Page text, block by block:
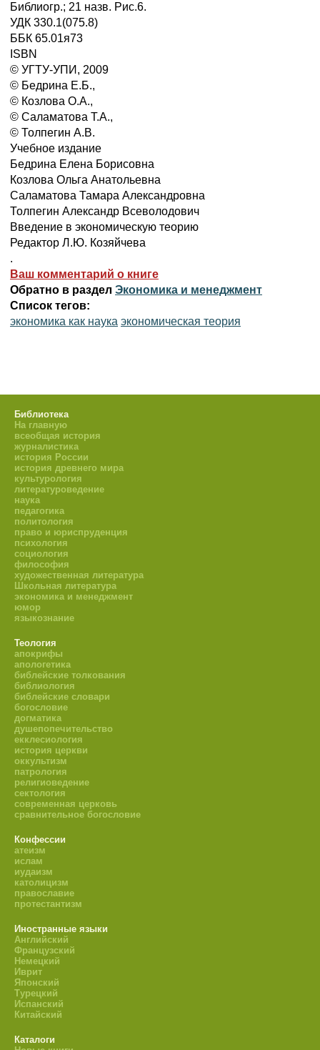
Библиогр.; 21 назв. Рис.6.
УДК 330.1(075.8)
ББК 65.01я73
ISBN
© УГТУ-УПИ, 2009
© Бедрина Е.Б.,
© Козлова О.А.,
© Саламатова Т.А.,
© Толпегин А.В.
Учебное издание
Бедрина Елена Борисовна
Козлова Ольга Анатольевна
Саламатова Тамара Александровна
Толпегин Александр Всеволодович
Введение в экономическую теорию
Редактор Л.Ю. Козяйчева
.
Ваш комментарий о книге
Обратно в раздел Экономика и менеджмент
Список тегов:
экономика как наука экономическая теория
Библиотека
На главную
всеобщая история
журналистика
история России
история древнего мира
культурология
литературоведение
наука
педагогика
политология
право и юриспруденция
психология
социология
философия
художественная литература
Школьная литература
экономика и менеджмент
юмор
языкознание
Теология
апокрифы
апологетика
библейские толкования
библиология
библейские словари
богословие
догматика
душепопечительство
екклесиология
история церкви
оккультизм
патрология
религиоведение
сектология
современная церковь
сравнительное богословие
Конфессии
атеизм
ислам
иудаизм
католицизм
православие
протестантизм
Иностранные языки
Английский
Французский
Немецкий
Иврит
Японский
Турецкий
Испанский
Китайский
Каталоги